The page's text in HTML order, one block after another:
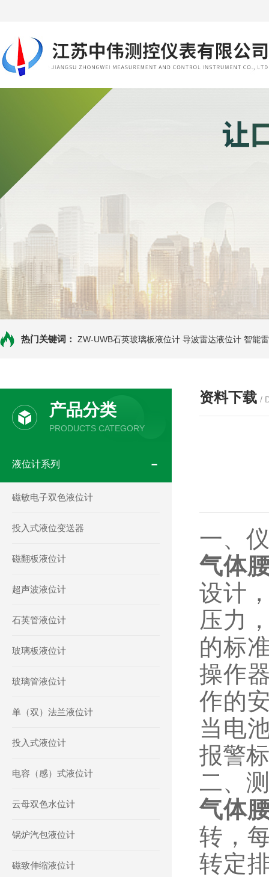
热门关键词： ZW-UWB石英玻璃板液位计 导波雷达液位计 智能
产品分类
PRODUCTS CATEGORY
液位计系列
磁敏电子双色液位计
投入式液位变送器
磁翻板液位计
超声波液位计
石英管液位计
玻璃板液位计
玻璃管液位计
单（双）法兰液位计
投入式液位计
电容（感）式液位计
云母双色水位计
锅炉汽包液位计
磁致伸缩液位计
资料下载 /
一、
气体
设计
压力
的标
操作
作的
当电
报警
二、
气体
转，
转定